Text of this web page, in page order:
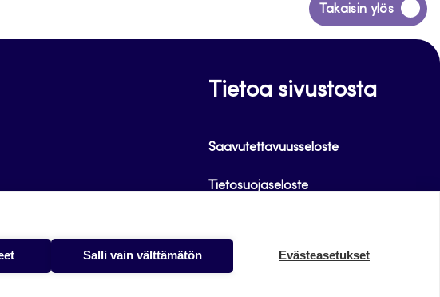
Takaisin ylös
Siirry
takaisin
Tietoa sivustosta
Saavutettavuusseloste
Tietosuojaseloste
Salli vain välttämätön Evästeasetukset